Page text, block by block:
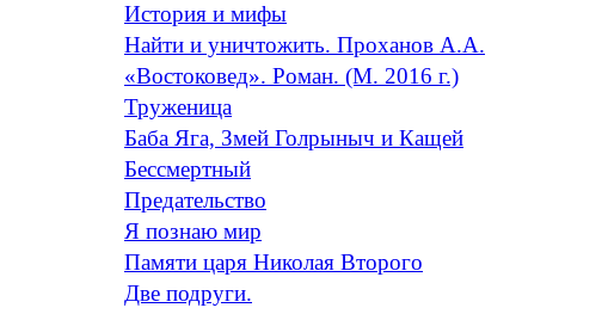
История и мифы
Найти и уничтожить. Проханов А.А.
«Востоковед». Роман. (М. 2016 г.)
Труженица
Баба Яга, Змей Голрыныч и Кащей
Бессмертный
Предательство
Я познаю мир
Памяти царя Николая Второго
Две подруги.